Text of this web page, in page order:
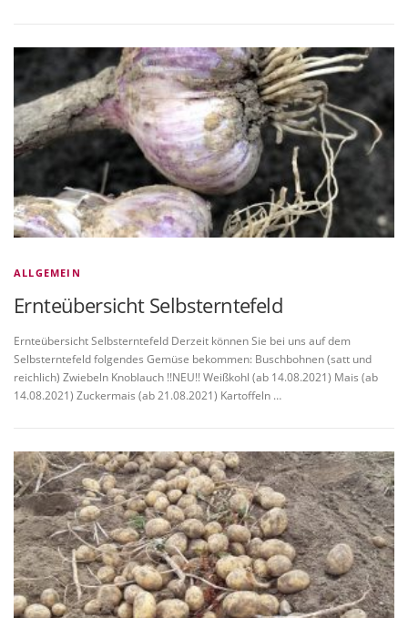
ALLGEMEIN
Ernteübersicht Selbsterntefeld
Ernteübersicht Selbsterntefeld Derzeit können Sie bei uns auf dem
Selbsterntefeld folgendes Gemüse bekommen: Buschbohnen (satt und
reichlich) Zwiebeln Knoblauch !!NEU!! Weißkohl (ab 14.08.2021) Mais (ab
14.08.2021) Zuckermais (ab 21.08.2021) Kartoffeln …